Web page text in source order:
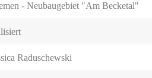
- Neubaugebiet "Am Becketal"
Raduschewski